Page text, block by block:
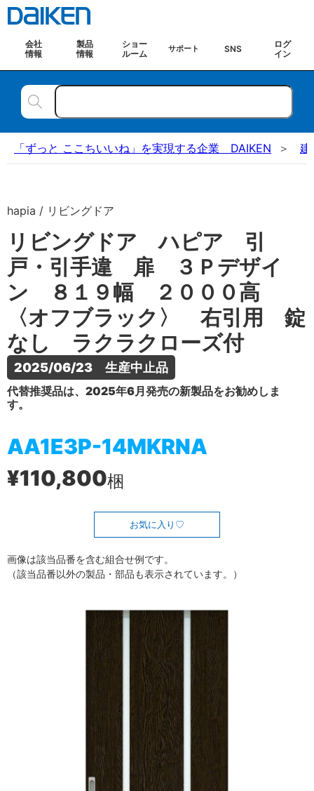
会社
情報
製品
情報
ショー
ルーム
サポート SNS
ログ
イン
「ずっと ここちいいね」を実現する企業 DAIKEN 建
hapia / リビングドア
リビングドア ハピア 引
戸・引手違 扉 ３Ｐデザイ
ン ８１９幅 ２０００高
〈オフブラック〉 右引用 錠
なし ラクラクローズ付
2025/06/23　生産中止品
代替推奨品は、2025年6月発売の新製品をお勧めしま
す。
AA1E3P-14MKRNA
¥110,800梱
お気に入り
画像は該当品番を含む組合せ例です。
（該当品番以外の製品・部品も表示されています。）